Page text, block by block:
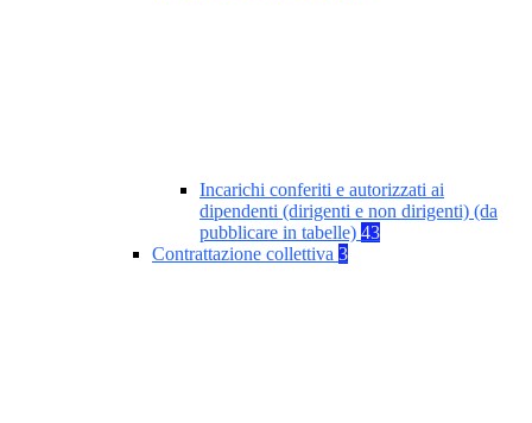
Incarichi conferiti e autorizzati ai
dipendenti (dirigenti e non dirigenti) (da
pubblicare in tabelle) 43
Contrattazione collettiva 3